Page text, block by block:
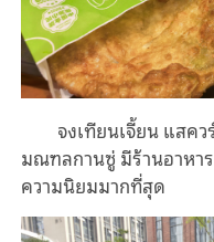
จงเทียนเจี้ยน แสคว
มณฑลกานซู่ มีร้านอาหา
ความนิยมมากที่สุด